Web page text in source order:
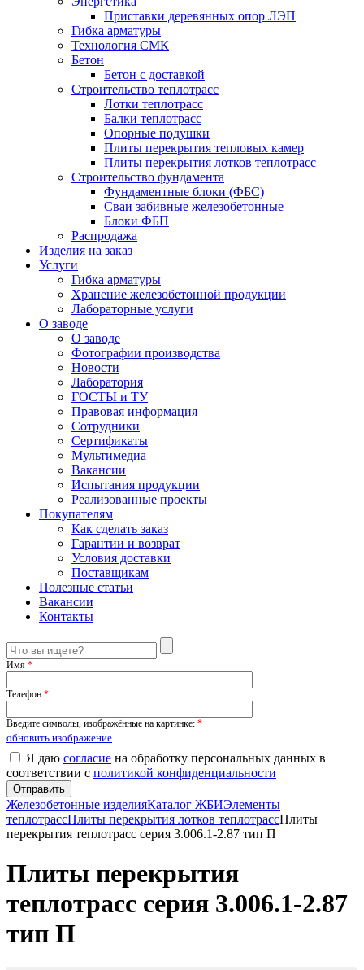
Приставки деревянных опор ЛЭП
Гибка арматуры
Технология СМК
Бетон
Бетон с доставкой
Строительство теплотрасс
Лотки теплотрасс
Балки теплотрасс
Опорные подушки
Плиты перекрытия тепловых камер
Плиты перекрытия лотков теплотрасс
Строительство фундамента
Фундаментные блоки (ФБС)
Сваи забивные железобетонные
Блоки ФБП
Распродажа
Изделия на заказ
Услуги
Гибка арматуры
Хранение железобетонной продукции
Лабораторные услуги
О заводе
О заводе
Фотографии производства
Новости
Лаборатория
ГОСТЫ и ТУ
Правовая информация
Сотрудники
Сертификаты
Мультимедиа
Вакансии
Испытания продукции
Реализованные проекты
Покупателям
Как сделать заказ
Гарантии и возврат
Условия доставки
Поставщикам
Полезные статьи
Вакансии
Контакты
Имя *
Телефон *
Введите символы, изображённые на картинке: *
обновить изображение
Я даю согласие на обработку персональных данных в
соответствии с политикой конфиденциальности
Железобетонные изделияКаталог ЖБИЭлементы
теплотрассПлиты перекрытия лотков теплотрассПлиты
перекрытия теплотрасс серия 3.006.1-2.87 тип П
Плиты перекрытия
теплотрасс серия 3.006.1-2.87
тип П